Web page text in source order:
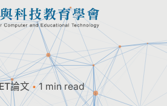
論文 1 min read